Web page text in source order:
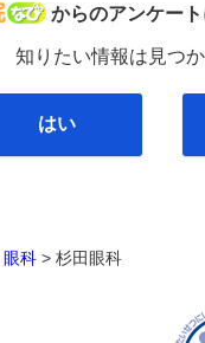
病院なび
からのアンケート
知りたい情報は見つ
はい
眼科 > 杉田眼科